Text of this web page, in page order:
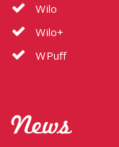
Wilo
Wilo+
WPuff
News